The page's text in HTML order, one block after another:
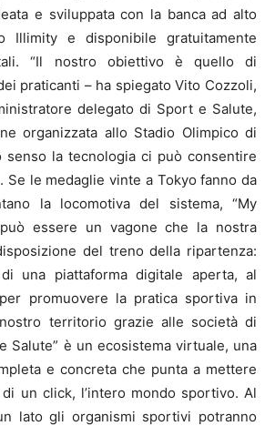
e sviluppata con la banca ad alto
Illimity e disponibile gratuitamente
“Il nostro obiettivo è quello di
praticanti – ha spiegato Vito Cozzoli,
delegato di Sport e Salute,
organizzata allo Stadio Olimpico di
senso la tecnologia ci può consentire
Se le medaglie vinte a Tokyo fanno da
la locomotiva del sistema, “My
essere un vagone che la nostra
del treno della ripartenza:
una piattaforma digitale aperta, al
promuovere la pratica sportiva in
territorio grazie alle società di
Salute” è un ecosistema virtuale, una
e concreta che punta a mettere
un click, l’intero mondo sportivo. Al
lato gli organismi sportivi potranno